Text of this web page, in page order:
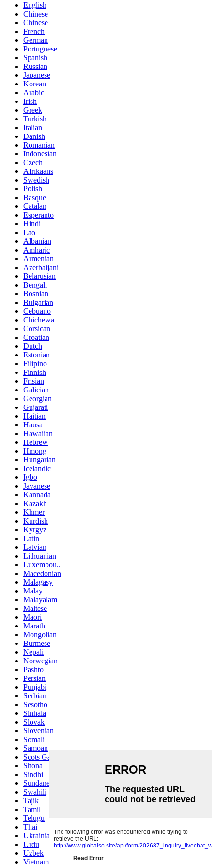
English
Chinese
Chinese
French
German
Portuguese
Spanish
Russian
Japanese
Korean
Arabic
Irish
Greek
Turkish
Italian
Danish
Romanian
Indonesian
Czech
Afrikaans
Swedish
Polish
Basque
Catalan
Esperanto
Hindi
Lao
Albanian
Amharic
Armenian
Azerbaijani
Belarusian
Bengali
Bosnian
Bulgarian
Cebuano
Chichewa
Corsican
Croatian
Dutch
Estonian
Filipino
Finnish
Frisian
Galician
Georgian
Gujarati
Haitian
Hausa
Hawaiian
Hebrew
Hmong
Hungarian
Icelandic
Igbo
Javanese
Kannada
Kazakh
Khmer
Kurdish
Kyrgyz
Latin
Latvian
Lithuanian
Luxembou..
Macedonian
Malagasy
Malay
Malayalam
Maltese
Maori
Marathi
Mongolian
Burmese
Nepali
Norwegian
Pashto
Persian
Punjabi
Serbian
Sesotho
Sinhala
Slovak
Slovenian
Somali
Samoan
Scots Gaelic
Shona
Sindhi
Sundanese
Swahili
Tajik
Tamil
Telugu
Thai
Ukrainian
Urdu
Uzbek
Vietnamese